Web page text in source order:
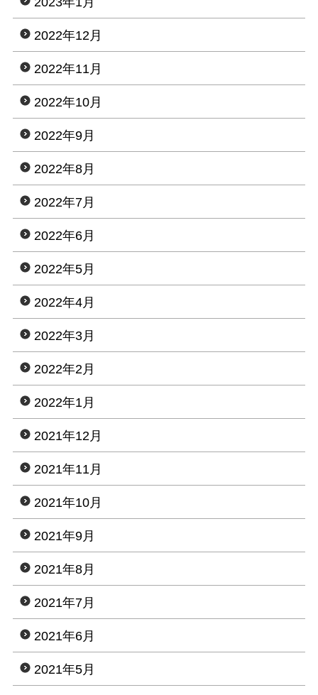
2022年12月
2022年11月
2022年10月
2022年9月
2022年8月
2022年7月
2022年6月
2022年5月
2022年4月
2022年3月
2022年2月
2022年1月
2021年12月
2021年11月
2021年10月
2021年9月
2021年8月
2021年7月
2021年6月
2021年5月